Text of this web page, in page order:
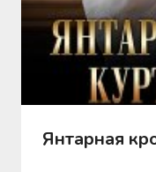
Янтарная